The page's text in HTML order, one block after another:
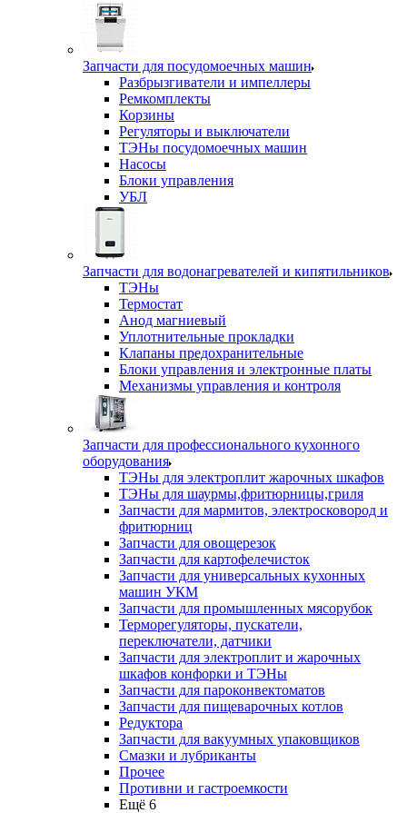
Запчасти для посудомоечных машин
Разбрызгиватели и импеллеры
Ремкомплекты
Корзины
Регуляторы и выключатели
ТЭНы посудомоечных машин
Насосы
Блоки управления
УБЛ
Запчасти для водонагревателей и кипятильников
ТЭНы
Термостат
Анод магниевый
Уплотнительные прокладки
Клапаны предохранительные
Блоки управления и электронные платы
Механизмы управления и контроля
Запчасти для профессионального кухонного
оборудования
ТЭНы для электроплит жарочных шкафов
ТЭНы для шаурмы,фритюрницы,гриля
Запчасти для мармитов, электросковород и
фритюрниц
Запчасти для овощерезок
Запчасти для картофелечисток
Запчасти для универсальных кухонных
машин УКМ
Запчасти для промышленных мясорубок
Терморегуляторы, пускатели,
переключатели, датчики
Запчасти для электроплит и жарочных
шкафов конфорки и ТЭНы
Запчасти для пароконвектоматов
Запчасти для пищеварочных котлов
Редуктора
Запчасти для вакуумных упаковщиков
Смазки и лубриканты
Прочее
Противни и гастроемкости
Ещё 6